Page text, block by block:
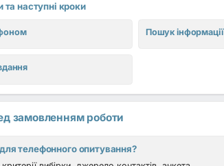
та наступні кроки
Пошук інформації
замовленням роботи
телефонного опитування?